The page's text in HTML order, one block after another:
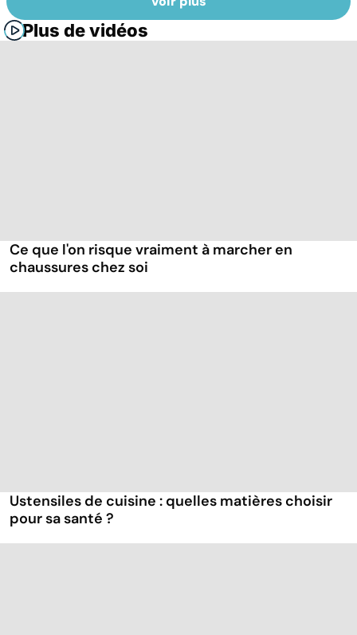
Plus de vidéos
Ce que l'on risque vraiment à marcher en
chaussures chez soi
Ustensiles de cuisine : quelles matières choisir
pour sa santé ?